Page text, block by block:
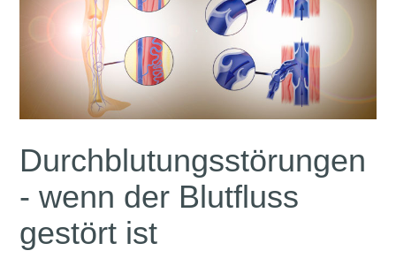
Durchblutungsstörungen
- wenn der Blutfluss
gestört ist